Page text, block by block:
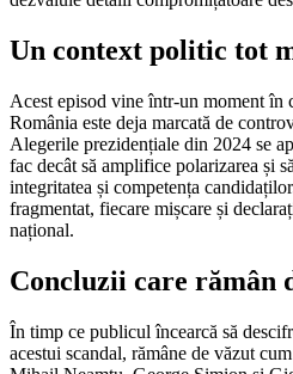
Un context politic tot
Acest episod vine într-un moment în
România este deja marcată de
Alegerile prezidențiale din 2024 se
fac decât să amplifice polarizarea și
integritatea și competența
fragmentat, fiecare mișcare și
național.
Concluzii care rămân
În timp ce publicul încearcă să
acestui scandal, rămâne de văzut